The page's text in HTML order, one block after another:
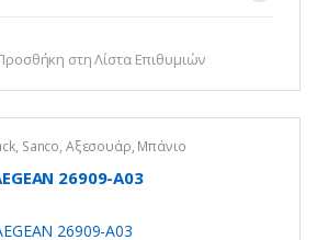
στη Λίστα Επιθυμιών
, Sanco, Αξεσουάρ, Μπάνιο
26909-Α03